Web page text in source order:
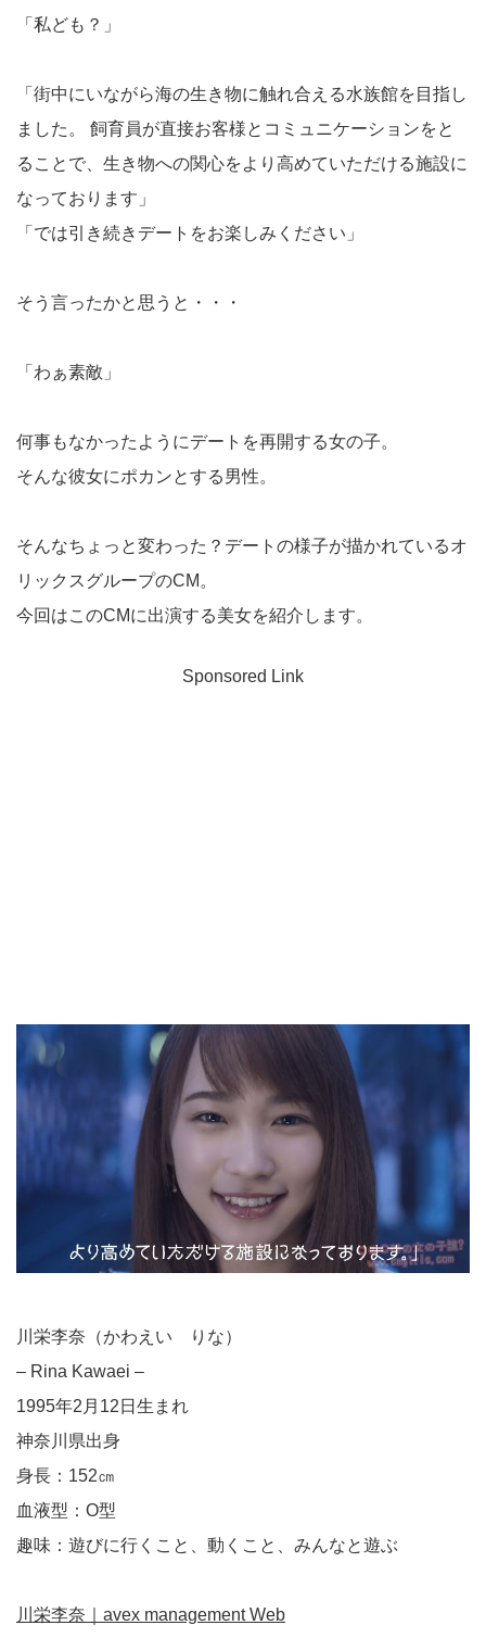
「私ども？」
「街中にいながら海の生き物に触れ合える水族館を目指し
ました。 飼育員が直接お客様とコミュニケーションをと
ることで、生き物への関心をより高めていただける施設に
なっております」
「では引き続きデートをお楽しみください」
そう言ったかと思うと・・・
「わぁ素敵」
何事もなかったようにデートを再開する女の子。
そんな彼女にポカンとする男性。
そんなちょっと変わった？デートの様子が描かれているオ
リックスグループのCM。
今回はこのCMに出演する美女を紹介します。
Sponsored Link
川栄李奈（かわえい りな）
– Rina Kawaei –
1995年2月12日生まれ
神奈川県出身
身長：152㎝
血液型：O型
趣味：遊びに行くこと、動くこと、みんなと遊ぶ
川栄李奈｜avex management Web